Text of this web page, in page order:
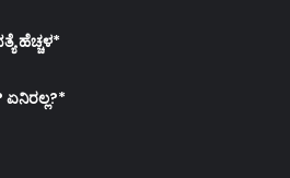
ಹೆಚ್ಚಳ*
ಏನಿರಲ್ಲ?*